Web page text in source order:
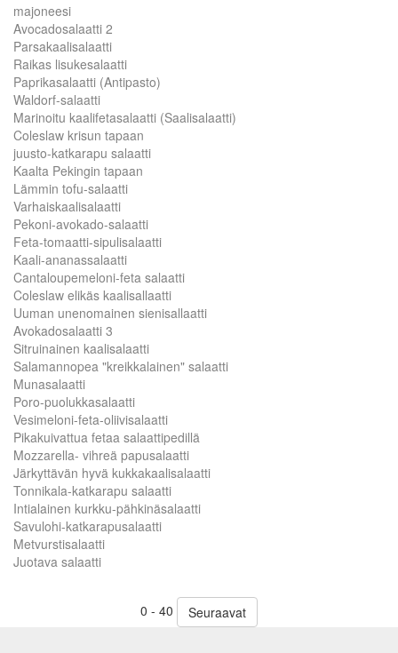
majoneesi
Avocadosalaatti 2
Parsakaalisalaatti
Raikas lisukesalaatti
Paprikasalaatti (Antipasto)
Waldorf-salaatti
Marinoitu kaalifetasalaatti (Saalisalaatti)
Coleslaw krisun tapaan
juusto-katkarapu salaatti
Kaalta Pekingin tapaan
Lämmin tofu-salaatti
Varhaiskaalisalaatti
Pekoni-avokado-salaatti
Feta-tomaatti-sipulisalaatti
Kaali-ananassalaatti
Cantaloupemeloni-feta salaatti
Coleslaw elikäs kaalisallaatti
Uuman unenomainen sienisallaatti
Avokadosalaatti 3
Sitruinainen kaalisalaatti
Salamannopea "kreikkalainen" salaatti
Munasalaatti
Poro-puolukkasalaatti
Vesimeloni-feta-oliivisalaatti
Pikakuivattua fetaa salaattipedillä
Mozzarella- vihreä papusalaatti
Järkyttävän hyvä kukkakaalisalaatti
Tonnikala-katkarapu salaatti
Intialainen kurkku-pähkinäsalaatti
Savulohi-katkarapusalaatti
Metvurstisalaatti
Juotava salaatti
0 - 40